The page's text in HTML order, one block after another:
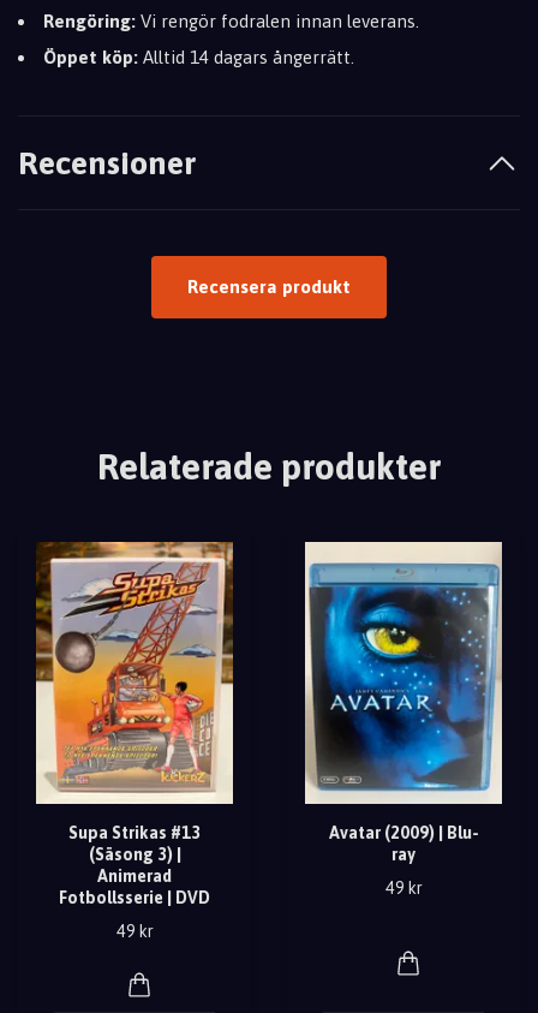
Rengöring: Vi rengör fodralen innan leverans.
Öppet köp: Alltid 14 dagars ångerrätt.
Recensioner
Recensera produkt
Relaterade produkter
Supa Strikas #13
(Säsong 3) |
Animerad
Fotbollsserie | DVD
49 kr
Avatar (2009) | Blu-
ray
49 kr